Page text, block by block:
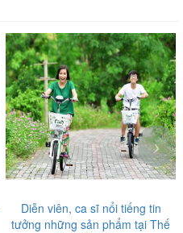
Nghệ sĩ Giang Còi tin tưởng sản
phẩm tại Thế Giới Xe Điện
›